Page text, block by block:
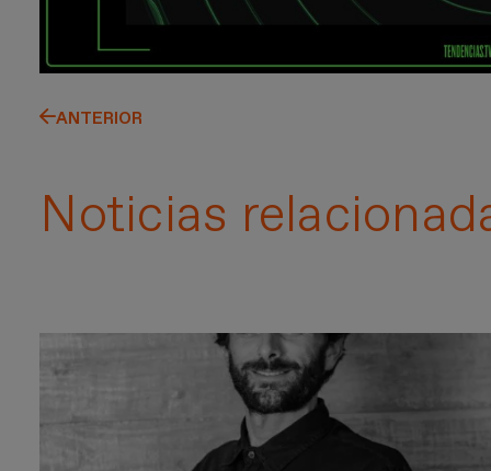
ANTERIOR
Noticias